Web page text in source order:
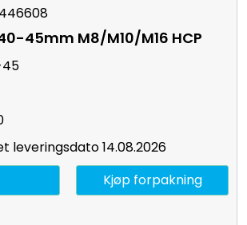
45mm M8/M10/M16 HCP
leveringsdato 14.08.2026
Kjøp forpakning